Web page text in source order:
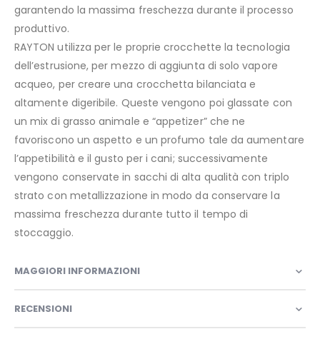
garantendo la massima freschezza durante il processo
produttivo.
RAYTON utilizza per le proprie crocchette la tecnologia
dell’estrusione, per mezzo di aggiunta di solo vapore
acqueo, per creare una crocchetta bilanciata e
altamente digeribile. Queste vengono poi glassate con
un mix di grasso animale e “appetizer” che ne
favoriscono un aspetto e un profumo tale da aumentare
l’appetibilità e il gusto per i cani; successivamente
vengono conservate in sacchi di alta qualità con triplo
strato con metallizzazione in modo da conservare la
massima freschezza durante tutto il tempo di
stoccaggio.
MAGGIORI INFORMAZIONI
RECENSIONI